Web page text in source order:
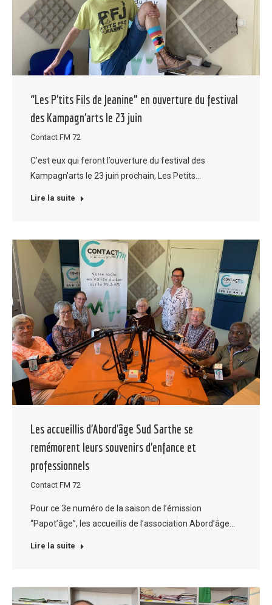
“Les P’tits Fils de Jeanine” en ouverture du festival
des Kampagn’arts le 23 juin
Contact FM 72
C’est eux qui feront l’ouverture du festival des
Kampagn’arts le 23 juin prochain, Les Petits…
Lire la suite
Les accueillis d’Abord’âge Sud Sarthe se
remémorent leurs souvenirs d’enfance et
professionnels
Contact FM 72
Pour ce 3e numéro de la saison de l’émission
“Papot’âge”, les accueillis de l’association Abord’âge…
Lire la suite